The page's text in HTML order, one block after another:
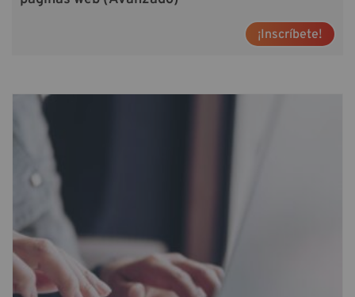
¡Inscríbete!